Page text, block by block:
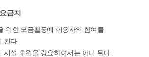
금지
위한 모금활동에 이용자의 참여를
된다.
시설 후원을 강요하여서는 아니 된다.